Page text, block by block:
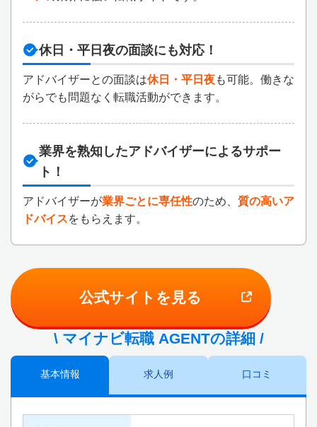
休日・平日夜の面談にも対応！
アドバイザーとの面談は休日・平日夜も可能。働きな
がらでも問題なく転職活動ができます。
業界を熟知したアドバイザーによるサポー
ト！
アドバイザーが業界ごとに専任性のため、 質の高いア
ドバイスをもらえます。
公式サイトを見る
\ マイナビ転職 AGENTの詳細 /
基本情報 求人例 口コミ